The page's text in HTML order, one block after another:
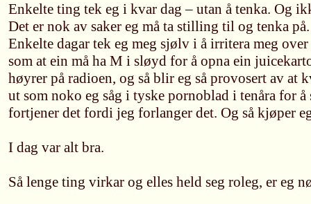
Enkelte ting tek eg i kvar dag – utan å tenka. Og
Det er nok av saker eg må ta stilling til og tenka
Enkelte dagar tek eg meg sjølv i å irritera meg
som at ein må ha M i sløyd for å opna ein
høyrer på radioen, og så blir eg så provosert av at
ut som noko eg såg i tyske pornoblad i tenåra for å
fortjener det fordi jeg forlanger det. Og så kjøper
I dag var alt bra.
Så lenge ting virkar og elles held seg roleg, er eg